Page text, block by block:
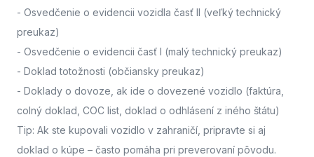
- Osvedčenie o evidencii vozidla časť II (veľký technický
preukaz)
- Osvedčenie o evidencii časť I (malý technický preukaz)
- Doklad totožnosti (občiansky preukaz)
- Doklady o dovoze, ak ide o dovezené vozidlo (faktúra,
colný doklad, COC list, doklad o odhlásení z iného štátu)
Tip: Ak ste kupovali vozidlo v zahraničí, pripravte si aj
doklad o kúpe – často pomáha pri preverovaní pôvodu.